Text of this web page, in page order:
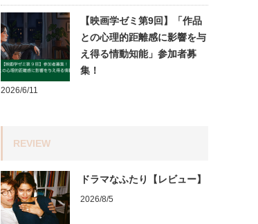
【映画学ゼミ第9回】「作品
との心理的距離感に影響を与
え得る情動知能」参加者募
集！
2026/6/11
REVIEW
ドラマなふたり【レビュー】
2026/8/5